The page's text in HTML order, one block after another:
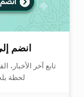
انضم
تابع آخر الأخبار،
لحظة